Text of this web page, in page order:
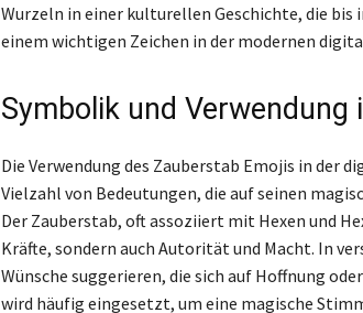
Wurzeln in einer kulturellen Geschichte, die bis
einem wichtigen Zeichen in der modernen
Symbolik und
Die Verwendung des Zauberstab Emojis in
Vielzahl von Bedeutungen, die auf seinen
Der Zauberstab, oft assoziiert mit Hexen und
Kräfte, sondern auch Autorität und Macht. In
Wünsche suggerieren, die sich auf Hoffnung
wird häufig eingesetzt, um eine magische